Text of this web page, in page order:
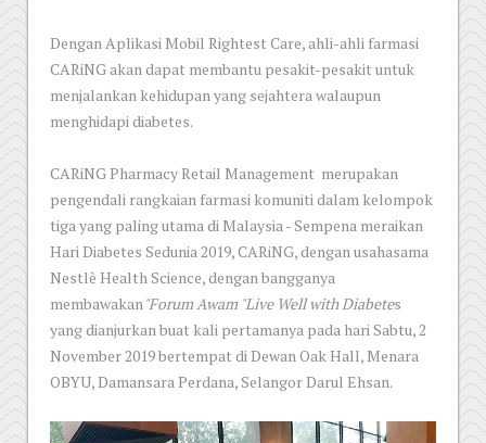
Dengan Aplikasi Mobil Rightest Care, ahli-ahli farmasi
CARiNG akan dapat membantu pesakit-pesakit untuk
menjalankan kehidupan yang sejahtera walaupun
menghidapi diabetes.
CARiNG Pharmacy Retail Management merupakan
pengendali rangkaian farmasi komuniti dalam kelompok
tiga yang paling utama di Malaysia - Sempena meraikan
Hari Diabetes Sedunia 2019, CARiNG, dengan usahasama
Nestlè Health Science, dengan bangganya
membawakan"Forum Awam "Live Well with Diabetes
yang dianjurkan buat kali pertamanya pada hari Sabtu, 2
November 2019 bertempat di Dewan Oak Hall, Menara
OBYU, Damansara Perdana, Selangor Darul Ehsan.